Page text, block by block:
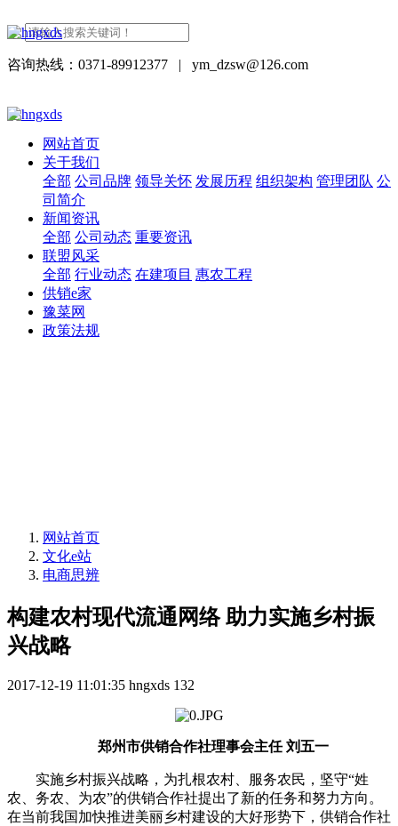
咨询热线：0371-89912377 | ym_dzsw@126.com
网站首页
关于我们
全部 公司品牌 领导关怀 发展历程 组织架构 管理团队 公
司简介
新闻资讯
全部 公司动态 重要资讯
联盟风采
全部 行业动态 在建项目 惠农工程
供销e家
豫菜网
政策法规
网站首页
文化e站
电商思辨
构建农村现代流通网络 助力实施乡村振
兴战略
2017-12-19 11:01:35 hngxds 132
郑州市供销合作社理事会主任 刘五一
实施乡村振兴战略，为扎根农村、服务农民，坚守“姓
农、务农、为农”的供销合作社提出了新的任务和努力方向。
在当前我国加快推进美丽乡村建设的大好形势下，供销合作社